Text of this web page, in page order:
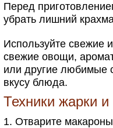
Перед
убрать лишний
Используйте свежие
свежие овощи,
или другие любимые
вкусу блюда.
Техники жарки и
Отварите